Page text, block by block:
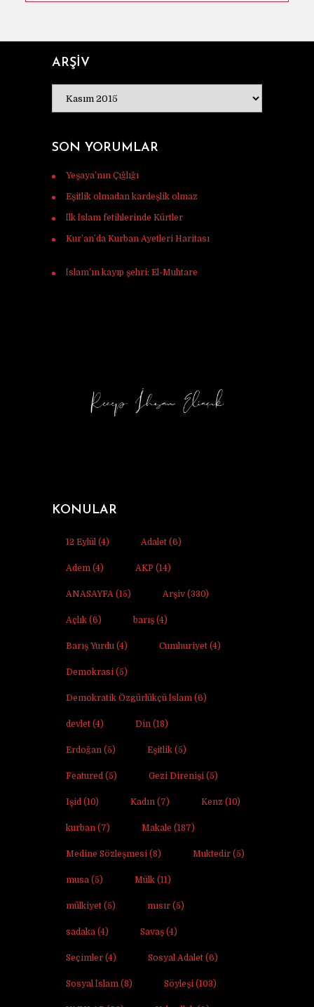
ARŞİV
SON YORUMLAR
Yeşaya’nın Çığlığı
Eşitlik olmadan kardeşlik olmaz
İlk İslam fetihlerinde Kürtler
Kur’an’da Kurban Ayetleri Haritası
İslam’ın kayıp şehri: El-Muhtare
KONULAR
12 Eylül (4) Adalet (6)
Adem (4) AKP (14)
ANASAYFA (15) Arşiv (330)
Açlık (6) barış (4)
Barış Yurdu (4) Cumhuriyet (4)
Demokrasi (5)
Demokratik Özgürlükçü İslam (6)
devlet (4) Din (18)
Erdoğan (5) Eşitlik (5)
Featured (5) Gezi Direnişi (5)
Işid (10) Kadın (7) Kenz (10)
kurban (7) Makale (187)
Medine Sözleşmesi (8) Muktedir (5)
musa (5) Mülk (11)
mülkiyet (5) mısır (5)
sadaka (4) Savaş (4)
Seçimler (4) Sosyal Adalet (6)
Sosyal İslam (8) Söyleşi (103)